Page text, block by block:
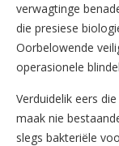
verwagtinge
die presiese
Oorbelowende
operasionele
Verduidelik eers
maak nie
slegs bakteriële